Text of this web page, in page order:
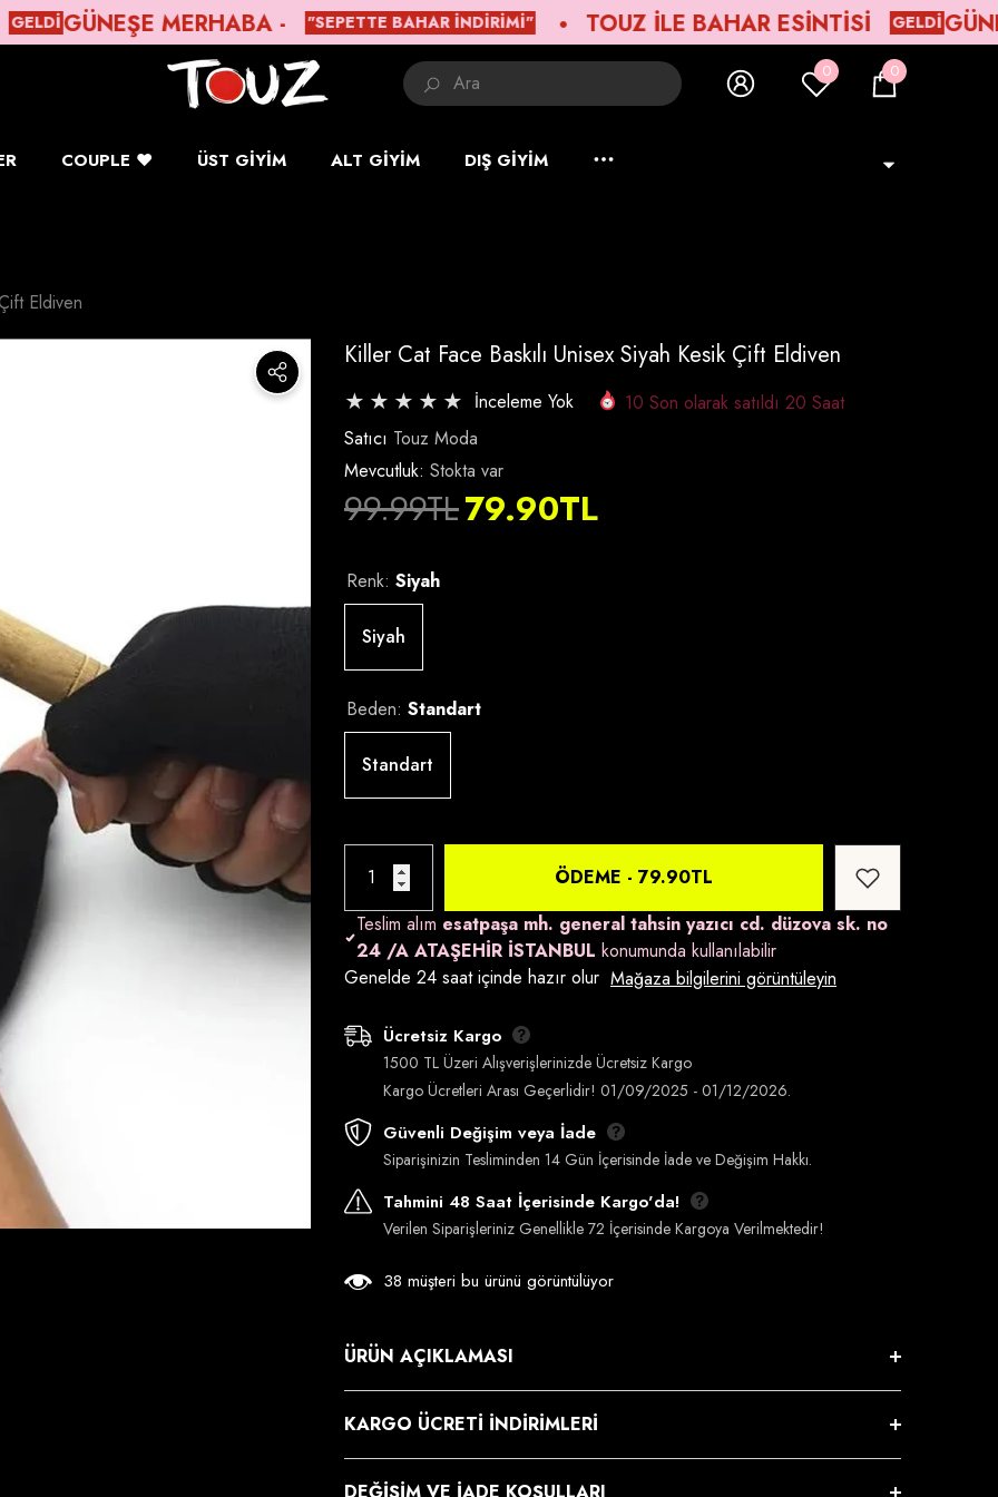
MERHABA - "SEPETTE BAHAR İNDIRIMI" TOUZ ILE BAHAR ESINTISI GELDİㅤGÜNEŞE
0
0
0
COUPLE ❤️ ÜST GIYIM ALT GIYIM DIŞ GIYIM
العربية
Eldiven
Killer Cat Face Baskılı Unisex Siyah Kesik Çift Eldiven
İnceleme Yok 10 Son olarak satıldı 20 Saat
Satıcı Touz Moda
Mevcutluk: Stokta var
99.99TL79.90TL
Renk: Siyah
Siyah
Beden: Standart
Standart
ÖDEME - 79.90TL
Teslim alım esatpaşa mh. general tahsin yazıcı cd. düzova sk. no
24 /A ATAŞEHİR İSTANBUL konumunda kullanılabilir
Genelde 24 saat içinde hazır olur Mağaza bilgilerini görüntüleyin
Ücretsiz Kargo
1500 TL Üzeri Alışverişlerinizde Ücretsiz Kargo
Kargo Ücretleri Arası Geçerlidir! 01/09/2025 - 01/12/2026.
Güvenli Değişim veya İade
Siparişinizin Tesliminden 14 Gün İçerisinde İade ve Değişim Hakkı.
Tahmini 48 Saat İçerisinde Kargo'da!
Verilen Siparişleriniz Genellikle 72 İçerisinde Kargoya Verilmektedir!
38 müşteri bu ürünü görüntülüyor
ÜRÜN AÇIKLAMASI
KARGO ÜCRETI İNDIRIMLERI
DEĞIŞIM VE İADE KOŞULLARI
TOUZ
Satıcı:
Touzmoda
4'lü T-Shirt Mystery Box Sürpriz
Paket
Normal fiyat
549.99TL
Sürpriz Paket
Normal fiyat
449.99TL